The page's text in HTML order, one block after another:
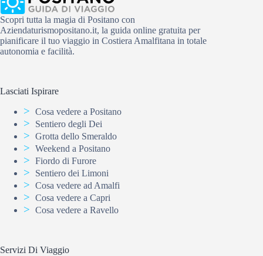
Scopri tutta la magia di Positano con
Aziendaturismopositano.it, la guida online gratuita per
pianificare il tuo viaggio in Costiera Amalfitana in totale
autonomia e facilità.
Lasciati Ispirare
Cosa vedere a Positano
Sentiero degli Dei
Grotta dello Smeraldo
Weekend a Positano
Fiordo di Furore
Sentiero dei Limoni
Cosa vedere ad Amalfi
Cosa vedere a Capri
Cosa vedere a Ravello
Servizi Di Viaggio